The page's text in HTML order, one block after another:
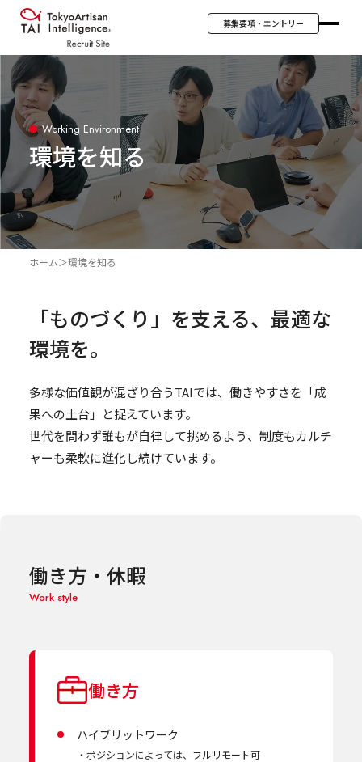
募集要項・エントリー
Working Environment
環境を知る
ホーム＞環境を知る
「ものづくり」を支える、最適な
環境を。
多様な価値観が混ざり合うTAIでは、働きやすさを「成
果への土台」と捉えています。
世代を問わず誰もが自律して挑めるよう、制度もカルチ
ャーも柔軟に進化し続けています。
働き方・休暇
Work style
働き方
ハイブリットワーク
ポジションによっては、フルリモート可